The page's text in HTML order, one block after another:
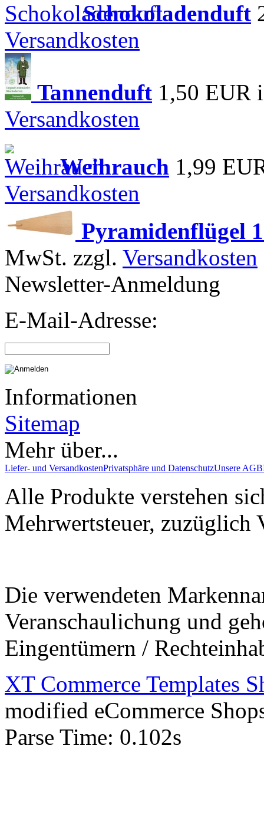
Schokoladenduft
Versandkosten
Tannenduft 1,50 EUR
Versandkosten
Weihrauch 1,99
Versandkosten
Pyramidenflügel
MwSt. zzgl. Versandkosten
Newsletter-Anmeldung
E-Mail-Adresse:
Informationen
Sitemap
Mehr über...
Liefer- und VersandkostenPrivatsphäre und DatenschutzUnsere AGB
Alle Produkte verstehen
Mehrwertsteuer, zuzüglich
Die verwendeten
Veranschaulichung und
Eingentümern /
XT Commerce Templates
modified eCommerce
Parse Time: 0.102s